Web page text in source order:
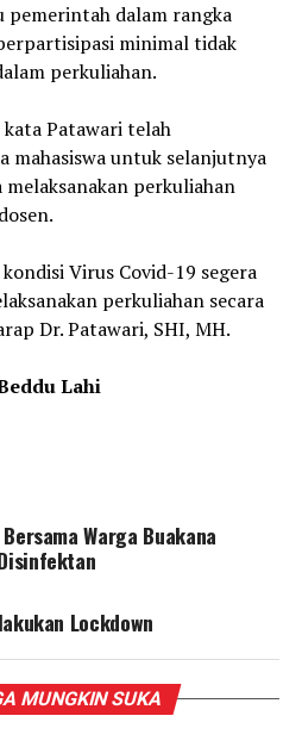
pemerintah dalam rangka
minimal tidak
perkuliahan.
Patawari telah
mahasiswa untuk selanjutnya
perkuliahan
Virus Covid-19 segera
perkuliahan secara
Dr. Patawari, SHI, MH.
Lahi
Warga Buakana
Lockdown
MUNGKIN SUKA